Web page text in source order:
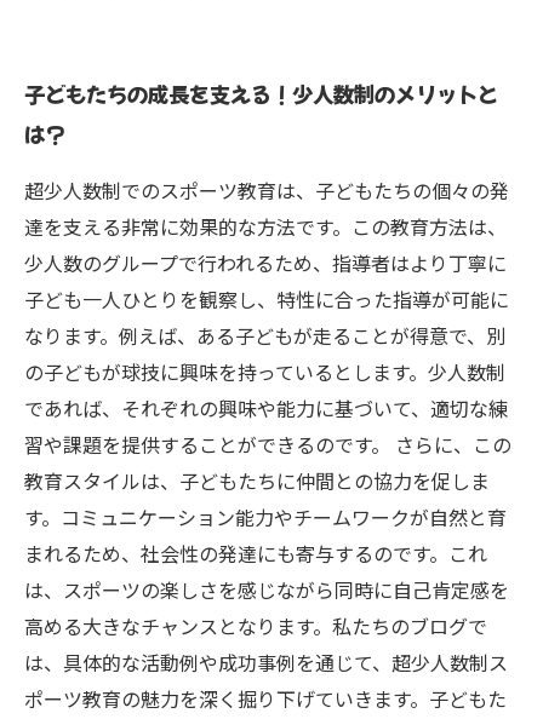
子どもたちの成長を支える！少人数制のメリットと
は？
超少人数制でのスポーツ教育は、子どもたちの個々の発
達を支える非常に効果的な方法です。この教育方法は、
少人数のグループで行われるため、指導者はより丁寧に
子ども一人ひとりを観察し、特性に合った指導が可能に
なります。例えば、ある子どもが走ることが得意で、別
の子どもが球技に興味を持っているとします。少人数制
であれば、それぞれの興味や能力に基づいて、適切な練
習や課題を提供することができるのです。 さらに、この
教育スタイルは、子どもたちに仲間との協力を促しま
す。コミュニケーション能力やチームワークが自然と育
まれるため、社会性の発達にも寄与するのです。これ
は、スポーツの楽しさを感じながら同時に自己肯定感を
高める大きなチャンスとなります。私たちのブログで
は、具体的な活動例や成功事例を通じて、超少人数制ス
ポーツ教育の魅力を深く掘り下げていきます。子どもた